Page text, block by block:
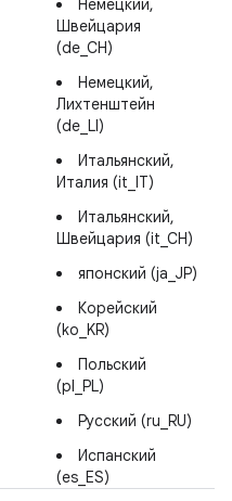
Немецкий,
Швейцария
(de_CH)
Немецкий,
Лихтенштейн
(de_LI)
Итальянский,
Италия (it_IT)
Итальянский,
Швейцария (it_CH)
японский (ja_JP)
Корейский
(ko_KR)
Польский
(pl_PL)
Русский (ru_RU)
Испанский
(es_ES)